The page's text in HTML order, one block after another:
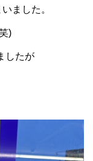
ました。
)
したが